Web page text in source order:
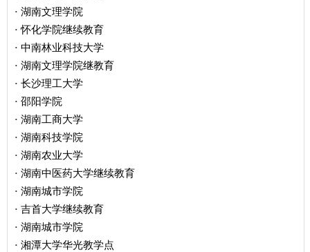
· 湖南文理学院
·怀化学院继续教育
· 中南林业科技大学
· 湖南文理学院继教育
· 长沙理工大学
· 邵阳学院
· 湖南工商大学
· 湖南科技学院
· 湖南农业大学
· 湖南中医药大学继续教育
· 湖南城市学院
· 吉首大学继续教育
· 湖南城市学院
· 湘潭大学华光教学点